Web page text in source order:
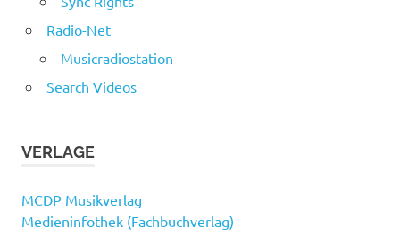
Radio-Net
Musicradiostation
Search Videos
VERLAGE
MCDP Musikverlag
Medieninfothek (Fachbuchverlag)